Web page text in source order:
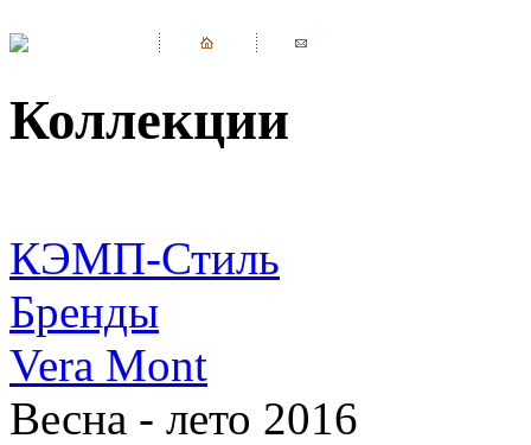
Коллекции
КЭМП-Стиль
Бренды
Vera Mont
Весна - лето 2016